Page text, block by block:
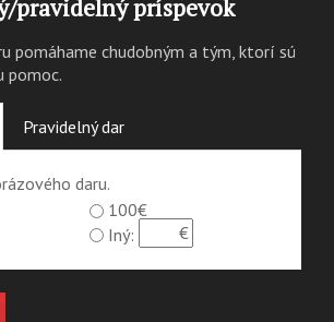
pravidelný príspevok
pomáhame chudobným a tým, ktorí sú
pomoc.
Pravidelný dar
daru.
100€
Iný: